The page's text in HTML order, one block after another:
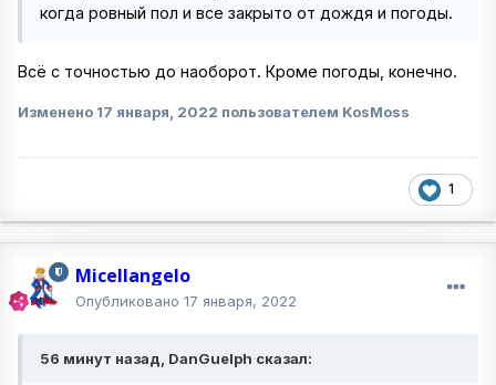
когда ровный пол и все закрыто от дождя и погоды.
Всё с точностью до наоборот. Кроме погоды, конечно.
Изменено 17 января, 2022 пользователем KosMoss
1
Micellangelo
Опубликовано 17 января, 2022
56 минут назад, DanGuelph сказал: